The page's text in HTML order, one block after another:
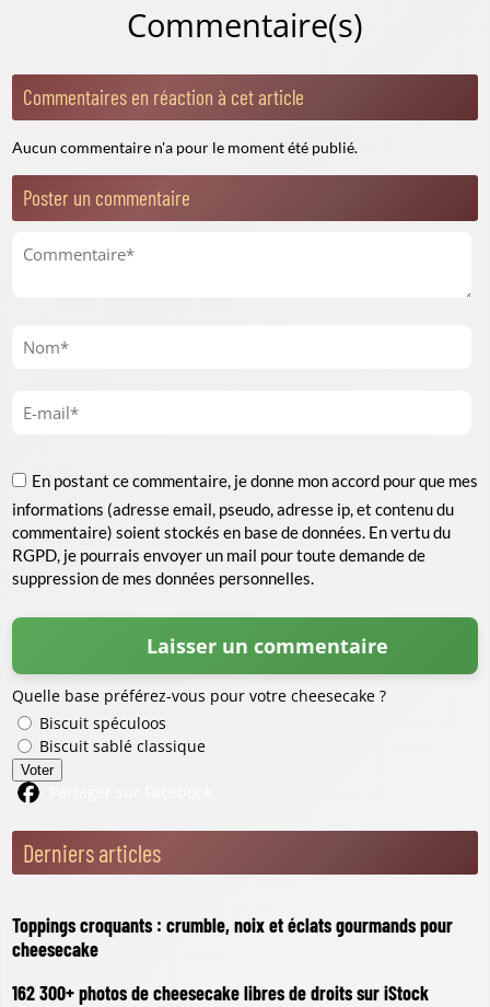
Commentaire(s)
Commentaires en réaction à cet article
Aucun commentaire n'a pour le moment été publié.
Poster un commentaire
En postant ce commentaire, je donne mon accord pour que mes
informations (adresse email, pseudo, adresse ip, et contenu du
commentaire) soient stockés en base de données. En vertu du
RGPD, je pourrais envoyer un mail pour toute demande de
suppression de mes données personnelles.
Quelle base préférez-vous pour votre cheesecake ?
Biscuit spéculoos
Biscuit sablé classique
Voter
Derniers articles
Toppings croquants : crumble, noix et éclats gourmands pour
cheesecake
162 300+ photos de cheesecake libres de droits sur iStock